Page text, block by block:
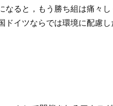
なると，もう勝ち組は痛々し
ドイツならでは環境に配慮